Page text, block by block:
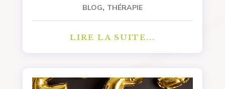
BLOG, THÉRAPIE
LIRE LA SUITE...